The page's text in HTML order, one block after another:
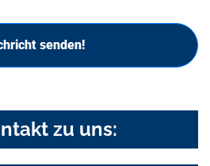
senden!
zu uns: